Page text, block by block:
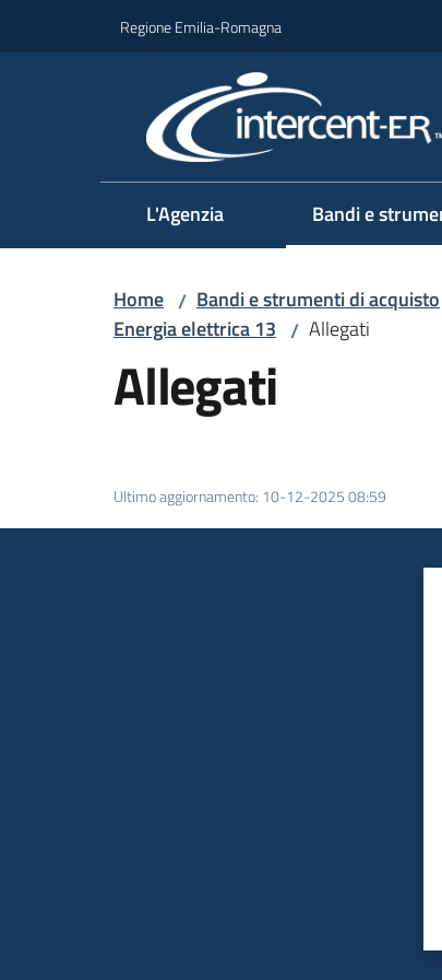
Regione Emilia-Romagna
L'Agenzia Bandi e
Home / Bandi e strumenti di acquisto
Energia elettrica 13 / Allegati
Allegati
Ultimo aggiornamento: 10-12-2025 08:59